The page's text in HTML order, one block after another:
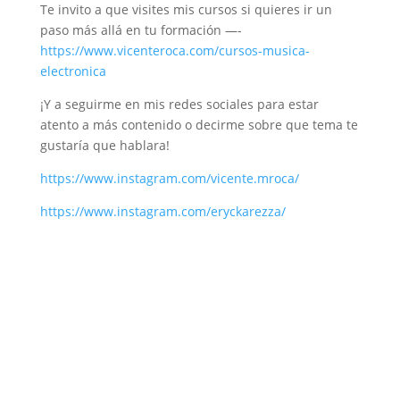
Te invito a que visites mis cursos si quieres ir un
paso más allá en tu formación —-
https://www.vicenteroca.com/cursos-musica-
electronica
¡Y a seguirme en mis redes sociales para estar
atento a más contenido o decirme sobre que tema te
gustaría que hablara!
https://www.instagram.com/vicente.mroca/
https://www.instagram.com/eryckarezza/